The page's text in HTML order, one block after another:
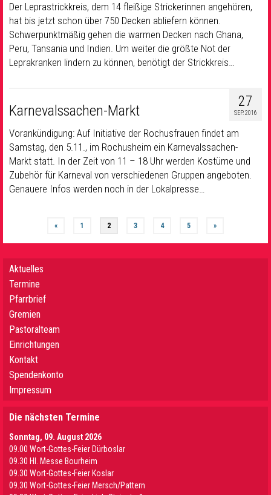
Der Leprastrickkreis, dem 14 fleißige Strickerinnen angehören,
hat bis jetzt schon über 750 Decken abliefern können.
Schwerpunktmäßig gehen die warmen Decken nach Ghana,
Peru, Tansania und Indien. Um weiter die größte Not der
Leprakranken lindern zu können, benötigt der Strickkreis…
27
SEP. 2016
Karnevalssachen-Markt
Vorankündigung: Auf Initiative der Rochusfrauen findet am
Samstag, den 5.11., im Rochusheim ein Karnevalssachen-
Markt statt. In der Zeit von 11 – 18 Uhr werden Kostüme und
Zubehör für Karneval von verschiedenen Gruppen angeboten.
Genauere Infos werden noch in der Lokalpresse…
« 1 2 3 4 5 »
Aktuelles
Termine
Pfarrbrief
Gremien
Pastoralteam
Einrichtungen
Kontakt
Spendenkonto
Impressum
Die nächsten Termine
Sonntag, 09. August 2026
09.00 Wort-Gottes-Feier Dürboslar
09.30 HI. Messe Bourheim
09.30 Wort-Gottes-Feier Koslar
09.30 Wort-Gottes-Feier Mersch/Pattern